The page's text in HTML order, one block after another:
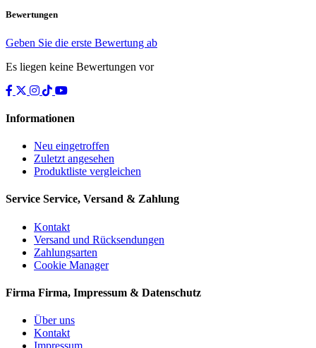
Bewertungen
Geben Sie die erste Bewertung ab
Es liegen keine Bewertungen vor
Informationen
Neu eingetroffen
Zuletzt angesehen
Produktliste vergleichen
Service Service, Versand & Zahlung
Kontakt
Versand und Rücksendungen
Zahlungsarten
Cookie Manager
Firma Firma, Impressum & Datenschutz
Über uns
Kontakt